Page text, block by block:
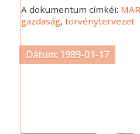
A dokumentum címkéi:
gazdaság,törvénytervezet
Dátum: 1989-01-17